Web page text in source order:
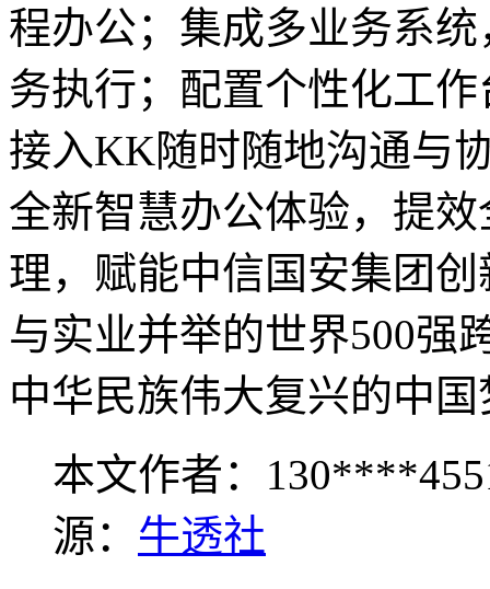
程办公；集成多业务系
务执行；配置个性化工
接入KK随时随地沟通与
全新智慧办公体验，提
理，赋能中信国安集团
与实业并举的世界500强
中华民族伟大复兴的中
本文作者：
源： 牛透社